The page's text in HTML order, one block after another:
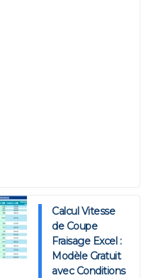
Calcul Vitesse
de Coupe
Fraisage Excel :
Modèle Gratuit
avec Conditions